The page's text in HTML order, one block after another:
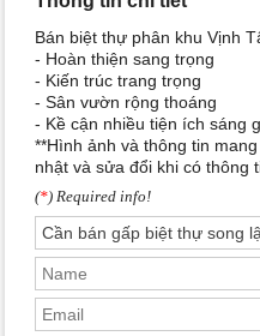
Bán biệt thự phân khu Vịnh
- Hoàn thiện sang trọng
- Kiến trúc trang trọng
- Sân vườn rộng thoáng
- Kề cận nhiều tiện ích sáng
**Hình ảnh và thông tin
nhật và sửa đổi khi có
(*) Required info!